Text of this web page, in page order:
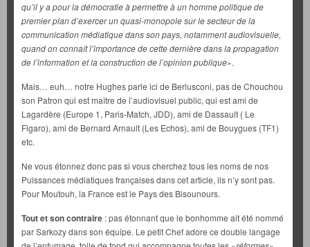
qu’il y a pour la démocratie à permettre à un homme politique de
premier plan d’exercer un quasi-monopole sur le secteur de la
communication médiatique dans son pays, notamment audiovisuelle,
quand on connaît l’importance de cette dernière dans la propagation
de l’information et la construction de l’opinion publique».
Mais… euh… notre Hughes parle ici de Berlusconi, pas de Chouchou
son Patron qui est maître de l’audiovisuel public, qui est ami de
Lagardère (Europe 1, Paris-Match, JDD), ami de Dassault ( Le
Figaro), ami de Bernard Arnault (Les Echos), ami de Bouygues (TF1)
etc.
Ne vous étonnez donc pas si vous cherchez tous les noms de nos
Puissances médiatiques françaises dans cet article, ils n’y sont pas.
Pour Moutouh, la France est le Pays des Bisounours.
Tout et son contraire : pas étonnant que le bonhomme ait été nommé
par Sarkozy dans son équipe. Le petit Chef adore ce double langage